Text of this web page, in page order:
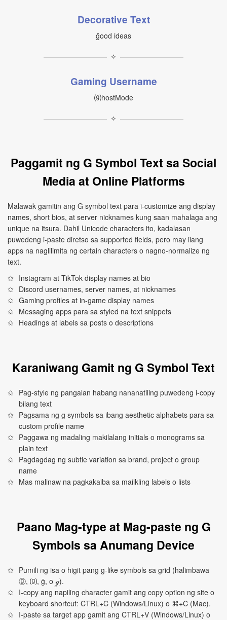
Decorative Text
ḡood ideas
✧
Gaming Username
⒢hostMode
✧
Paggamit ng G Symbol Text sa Social
Media at Online Platforms
Malawak gamitin ang G symbol text para i-customize ang display
names, short bios, at server nicknames kung saan mahalaga ang
unique na itsura. Dahil Unicode characters ito, kadalasan
puwedeng i-paste diretso sa supported fields, pero may ilang
apps na naglilimita ng certain characters o nagno-normalize ng
text.
Instagram at TikTok display names at bio
Discord usernames, server names, at nicknames
Gaming profiles at in-game display names
Messaging apps para sa styled na text snippets
Headings at labels sa posts o descriptions
Karaniwang Gamit ng G Symbol Text
Pag-style ng pangalan habang nananatiling puwedeng i-copy
bilang text
Pagsama ng g symbols sa ibang aesthetic alphabets para sa
custom profile name
Paggawa ng madaling makilalang initials o monograms sa
plain text
Pagdagdag ng subtle variation sa brand, project o group
name
Mas malinaw na pagkakaiba sa maiikling labels o lists
Paano Mag-type at Mag-paste ng G
Symbols sa Anumang Device
Pumili ng isa o higit pang g-like symbols sa grid (halimbawa
ⓖ, ⒢, ḡ, o ℊ).
I-copy ang napiling character gamit ang copy option ng site o
keyboard shortcut: CTRL+C (Windows/Linux) o ⌘+C (Mac).
I-paste sa target app gamit ang CTRL+V (Windows/Linux) o